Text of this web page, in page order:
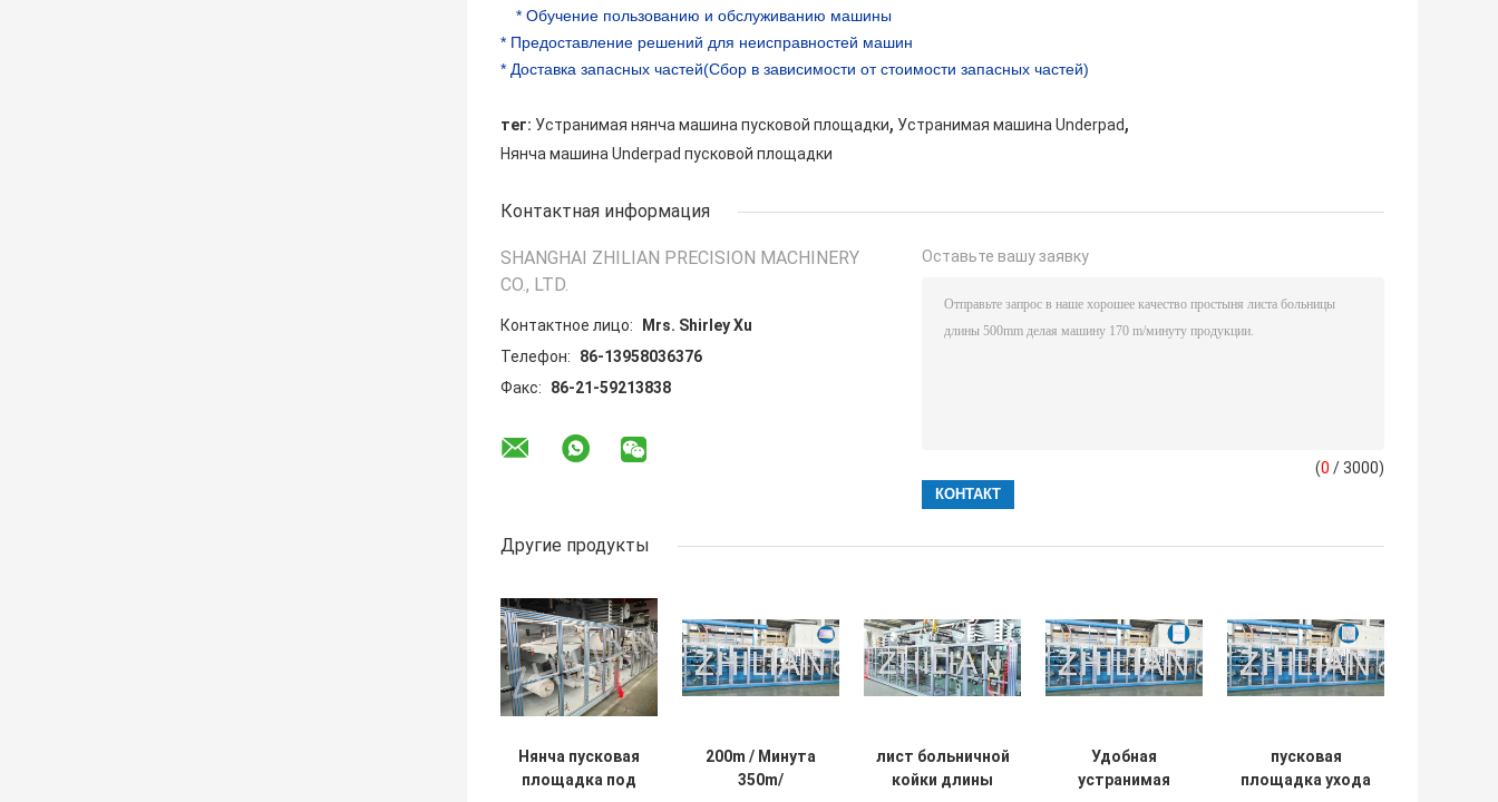
* Обучение пользованию и обслуживанию машины
* Предоставление решений для неисправностей машин
* Доставка запасных частей(Сбор в зависимости от стоимости запасных частей)
тег: Устранимая нянча машина пусковой площадки, Устранимая машина Underpad,
Нянча машина Underpad пусковой площадки
Контактная информация
SHANGHAI ZHILIAN PRECISION MACHINERY
CO., LTD.
Контактное лицо:
Mrs. Shirley Xu
Телефон:
86-13958036376
Факс:
86-21-59213838
Оставьте вашу заявку
(0 / 3000)
Другие продукты
Нянча пусковая
площадка под
200m / Минута
350m/
лист больничной
койки длины
Удобная
устранимая
пусковая
площадка ухода